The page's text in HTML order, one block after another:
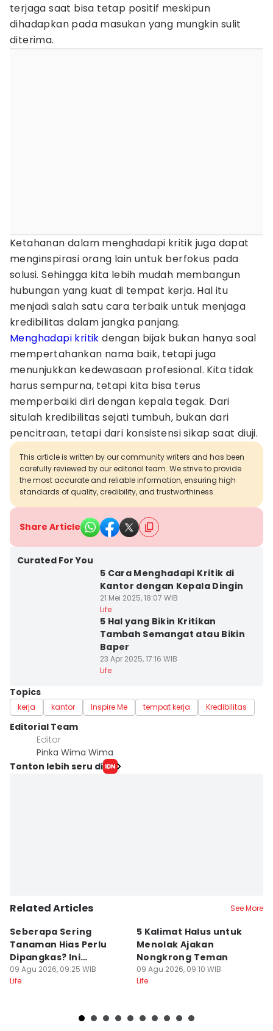
terjaga saat bisa tetap positif meskipun
dihadapkan pada masukan yang mungkin sulit
diterima.
Ketahanan dalam menghadapi kritik juga dapat
menginspirasi orang lain untuk berfokus pada
solusi. Sehingga kita lebih mudah membangun
hubungan yang kuat di tempat kerja. Hal itu
menjadi salah satu cara terbaik untuk menjaga
kredibilitas dalam jangka panjang.
Menghadapi kritik dengan bijak bukan hanya soal
mempertahankan nama baik, tetapi juga
menunjukkan kedewasaan profesional. Kita tidak
harus sempurna, tetapi kita bisa terus
memperbaiki diri dengan kepala tegak. Dari
situlah kredibilitas sejati tumbuh, bukan dari
pencitraan, tetapi dari konsistensi sikap saat diuji.
This article is written by our community writers and has been
carefully reviewed by our editorial team. We strive to provide
the most accurate and reliable information, ensuring high
standards of quality, credibility, and trustworthiness.
Share Article
Curated For You
5 Cara Menghadapi Kritik di
Kantor dengan Kepala Dingin
21 Mei 2025, 18:07 WIB
Life
5 Hal yang Bikin Kritikan
Tambah Semangat atau Bikin
Baper
23 Apr 2025, 17:16 WIB
Life
Topics
kerja kantor Inspire Me tempat kerja Kredibilitas
Editorial Team
Editor
Pinka Wima Wima
Tonton lebih seru di
Related Articles See More
Seberapa Sering
Tanaman Hias Perlu
Dipangkas? Ini
Jawabannya!
09 Agu 2026, 09:25 WIB
Life
5 Kalimat Halus untuk
Menolak Ajakan
Nongkrong Teman
09 Agu 2026, 09:10 WIB
Life